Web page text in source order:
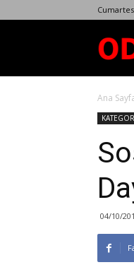
Ana
04/10/